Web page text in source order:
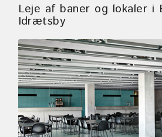
Leje af baner og lokaler i
Idrætsby